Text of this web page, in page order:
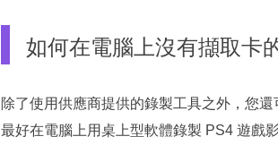
如何在電腦上沒有擷取卡
除了使用供應商提供的錄製工具之外，您
最好在電腦上用桌上型軟體錄製 PS4 遊戲影